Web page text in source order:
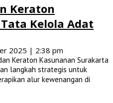
Keraton
Kelola Adat
2025 | 2:38 pm
Keraton Kasunanan Surakarta
langkah strategis untuk
alur kewenangan di